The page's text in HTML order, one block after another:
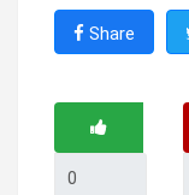
Share